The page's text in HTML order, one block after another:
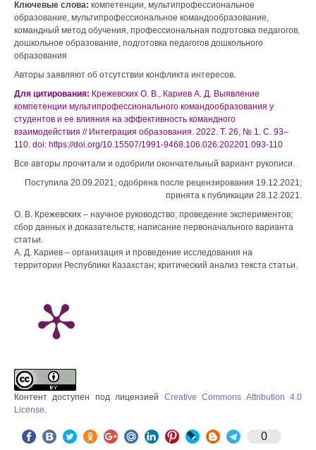
Ключевые слова: компетенции, мультипрофессиональное
образование, мультипрофессиональное командообразование,
командный метод обучения, профессиональная подготовка педагогов,
дошкольное образование, подготовка педагогов дошкольного
образования
Авторы заявляют об отсутствии конфликта интересов.
Для цитирования: Крежевских О. В., Кариев А. Д. Выявление
компетенции мультипрофессионального командообразования у
студентов и ее влияния на эффективность командного
взаимодействия // Интеграция образования. 2022. Т. 26, № 1. С. 93–
110. doi: https://doi.org/10.15507/1991-9468.106.026.202201.093-110
Все авторы прочитали и одобрили окончательный вариант рукописи.
Поступила 20.09.2021; одобрена после рецензирования 19.12.2021;
принята к публикации 28.12.2021.
О. В. Крежевских – научное руководство; проведение экспериментов;
сбор данных и доказательств; написание первоначального варианта
статьи.
А. Д. Кариев – организация и проведение исследования на
территории Республики Казахстан; критический анализ текста статьи.
Контент доступен под лицензией Creative Commons Attribution 4.0
License.
0